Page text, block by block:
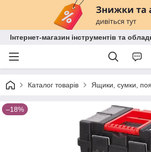
Інтернет-магазин інструментів та
Каталог товарів Ящики, сумки,
–18%